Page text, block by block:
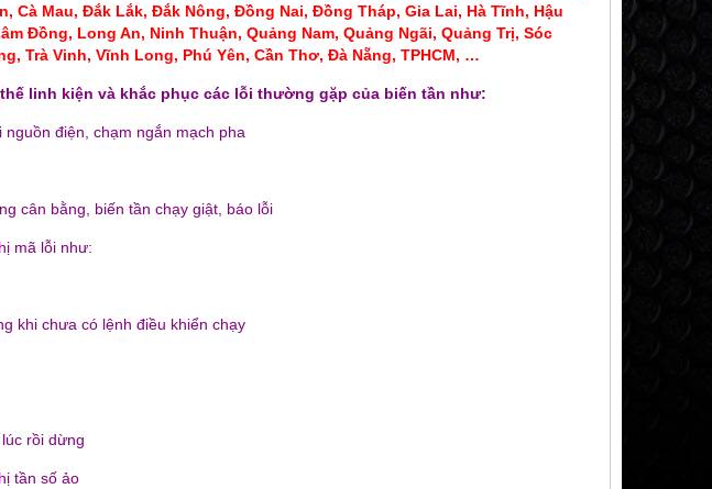
110,000 đ
MUA NGAY
CT BIẾN DÒNG SC
MUA
Cà Mau, Đắk Lắk, Đắk Nông, Đồng Nai, Đồng Tháp, Gia Lai, Hà Tĩnh, Hậu
Đồng, Long An, Ninh Thuận, Quảng Nam, Quảng Ngãi, Quảng Trị, Sóc
Trà Vinh, Vĩnh Long, Phú Yên, Cần Thơ, Đà Nẵng, TPHCM, …
linh kiện và khắc phục các lỗi thường gặp của biến tần như:
điện, chạm ngắn mạch pha
cân bằng, biến tần chạy giật, báo lỗi
mã lỗi như:
khi chưa có lệnh điều khiển chạy
rồi dừng
tần số ảo